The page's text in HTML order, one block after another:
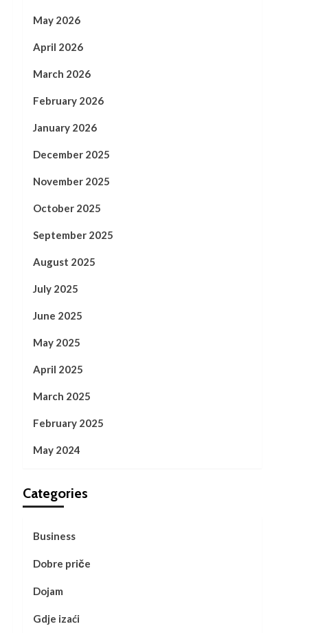
May 2026
April 2026
March 2026
February 2026
January 2026
December 2025
November 2025
October 2025
September 2025
August 2025
July 2025
June 2025
May 2025
April 2025
March 2025
February 2025
May 2024
Categories
Business
Dobre priče
Dojam
Gdje izaći